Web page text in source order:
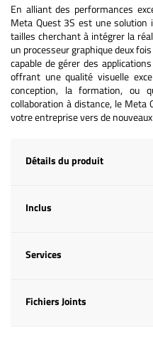
En alliant des performances
Meta Quest 3S est une solution
tailles cherchant à intégrer la
un processeur graphique deux
capable de gérer des
offrant une qualité visuelle
conception, la formation, ou
collaboration à distance, le Meta
votre entreprise vers de
Détails du produit
Inclus
Services
Fichiers Joints